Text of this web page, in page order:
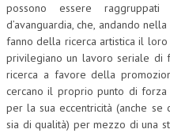
possono essere
d’avanguardia, che, andando
fanno della ricerca artistica il
privilegiano un lavoro seriale di
ricerca a favore della
cercano il proprio punto di
per la sua eccentricità (anche se
sia di qualità) per mezzo di una